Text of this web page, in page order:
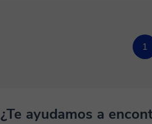
1
¿Te ayudamos a